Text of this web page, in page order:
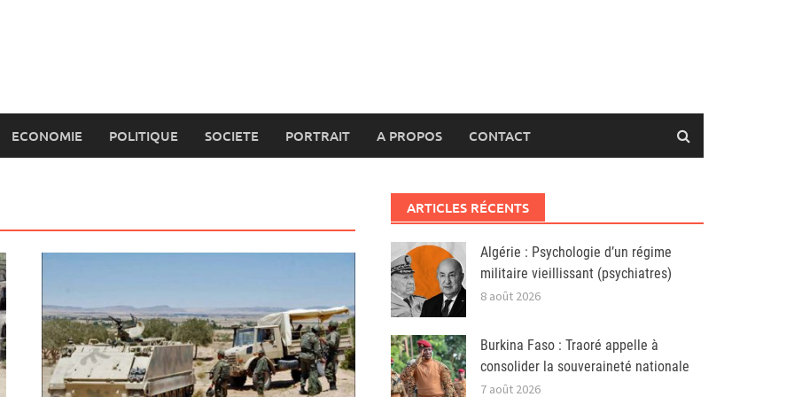
ECONOMIE POLITIQUE SOCIETE PORTRAIT A PROPOS CONTACT
ARTICLES RÉCENTS
Algérie : Psychologie d’un régime
militaire vieillissant (psychiatres)
8 août 2026
Burkina Faso : Traoré appelle à
consolider la souveraineté nationale
7 août 2026